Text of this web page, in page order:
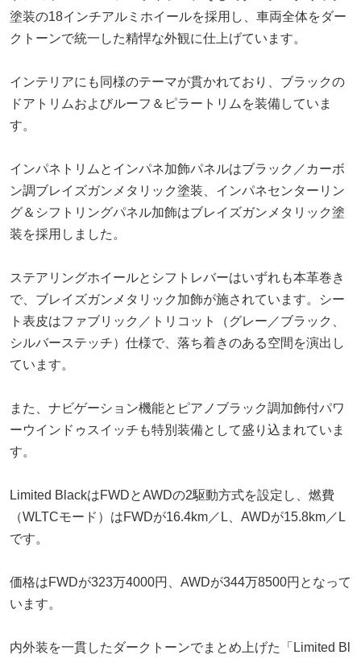
塗装の18インチアルミホイールを採用し、車両全体をダー
クトーンで統一した精悍な外観に仕上げています。
インテリアにも同様のテーマが貫かれており、ブラックの
ドアトリムおよびルーフ＆ピラートリムを装備していま
す。
インパネトリムとインパネ加飾パネルはブラック／カーボ
ン調ブレイズガンメタリック塗装、インパネセンターリン
グ＆シフトリングパネル加飾はブレイズガンメタリック塗
装を採用しました。
ステアリングホイールとシフトレバーはいずれも本革巻き
で、ブレイズガンメタリック加飾が施されています。シー
ト表皮はファブリック／トリコット（グレー／ブラック、
シルバーステッチ）仕様で、落ち着きのある空間を演出し
ています。
また、ナビゲーション機能とピアノブラック調加飾付パワ
ーウインドゥスイッチも特別装備として盛り込まれていま
す。
Limited BlackはFWDとAWDの2駆動方式を設定し、燃費
（WLTCモード）はFWDが16.4km／L、AWDが15.8km／L
です。
価格はFWDが323万4000円、AWDが344万8500円となって
います。
内外装を一貫したダークトーンでまとめ上げた「Limited Bl